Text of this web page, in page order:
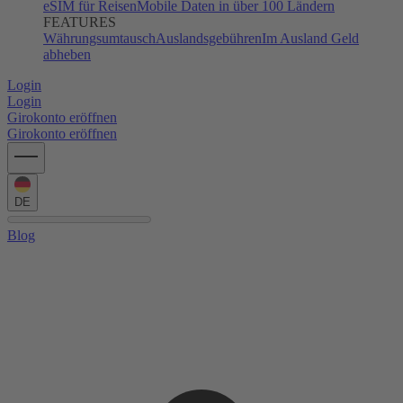
eSIM für ReisenMobile Daten in über 100 Ländern
FEATURES
WährungsumtauschAuslandsgebührenIm Ausland Geld
abheben
Login
Login
Girokonto eröffnen
Girokonto eröffnen
DE
Blog